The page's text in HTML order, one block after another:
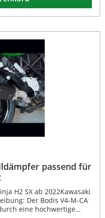
und satten Sound,
weiterverwendet wird.
und
als auch
E-Prüfzeichens ist der
Sportlicher
EG-
für den Straßenverkehr
von
Bodis
DB-
passend für
H2 SX ab 2022Kawasaki
Der Bodis V4-M-CA
eine hochwertige